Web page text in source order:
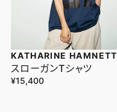
KATHARINE HAMNETT
スローガンTシャツ
¥15,400